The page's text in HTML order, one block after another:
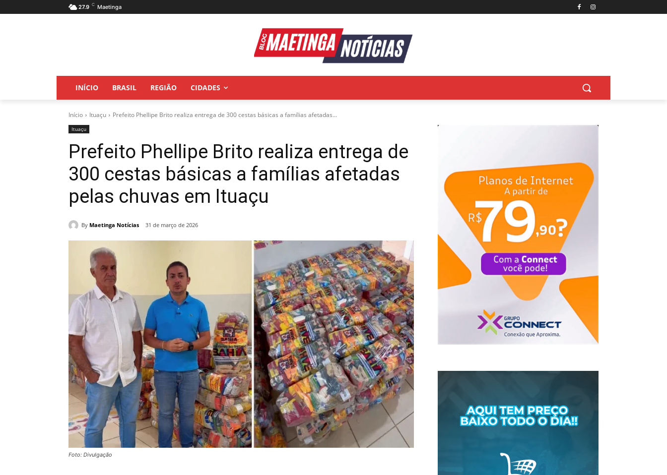
27.9 C Maetinga
INÍCIO BRASIL REGIÃO CIDADES
Início Ituaçu Prefeito Phellipe Brito realiza entrega de 300 cestas básicas a famílias afetadas...
Ituaçu
Prefeito Phellipe Brito realiza entrega de
300 cestas básicas a famílias afetadas
pelas chuvas em Ituaçu
By Maetinga Notícias 31 de março de 2026
Foto: Divulgação